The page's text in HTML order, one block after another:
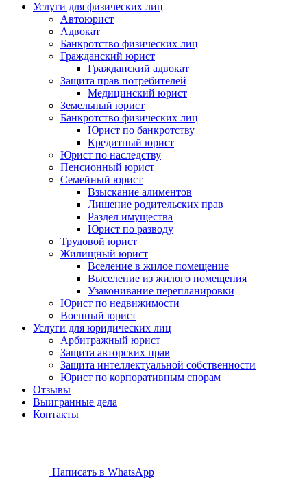
Услуги для физических лиц
Автоюрист
Адвокат
Банкротство физических лиц
Гражданский юрист
Гражданский адвокат
Защита прав потребителей
Медицинский юрист
Земельный юрист
Банкротство физических лиц
Юрист по банкротству
Кредитный юрист
Юрист по наследству
Пенсионный юрист
Семейный юрист
Взыскание алиментов
Лишение родительских прав
Раздел имущества
Юрист по разводу
Трудовой юрист
Жилищный юрист
Вселение в жилое помещение
Выселение из жилого помещения
Узаконивание перепланировки
Юрист по недвижимости
Военный юрист
Услуги для юридических лиц
Арбитражный юрист
Защита авторских прав
Защита интеллектуальной собственности
Юрист по корпоративным спорам
Отзывы
Выигранные дела
Контакты
Написать в WhatsApp